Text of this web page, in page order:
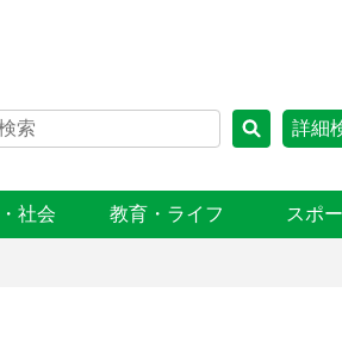
詳細
社会 教育・ライフ スポ